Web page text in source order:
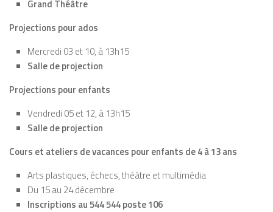
Grand Théâtre
Projections pour ados
Mercredi 03 et 10, à 13h15
Salle de projection
Projections pour enfants
Vendredi 05 et 12, à 13h15
Salle de projection
Cours et ateliers de vacances pour enfants de 4 à 13 ans
Arts plastiques, échecs, théâtre et multimédia
Du 15 au 24 décembre
Inscriptions au 544 544 poste 106